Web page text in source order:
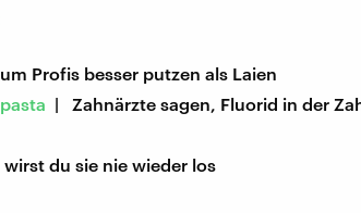
Profis besser putzen als Laien
| Zahnärzte sagen, Fluorid in der
du sie nie wieder los